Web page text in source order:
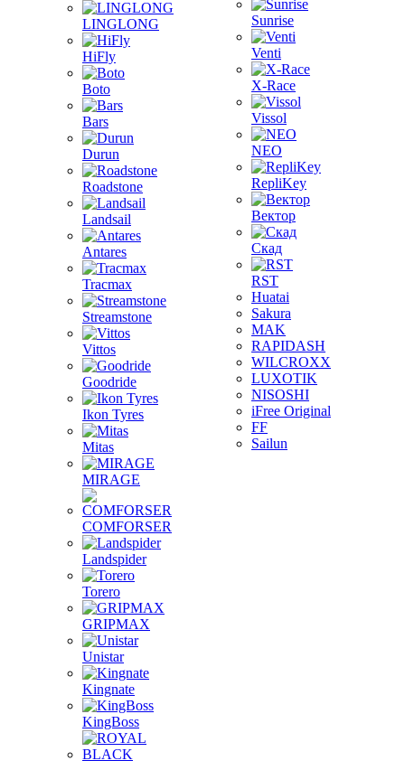
LINGLONG
HiFly
Boto
Bars
Durun
Roadstone
Landsail
Antares
Tracmax
Streamstone
Vittos
Goodride
Ikon Tyres
Mitas
MIRAGE
COMFORSER
Landspider
Torero
GRIPMAX
Unistar
Kingnate
KingBoss
Sunrise
Venti
X-Race
Vissol
NEO
RepliKey
Вектор
Скад
RST
Huatai
Sakura
MAK
RAPIDASH
WILCROXX
LUXOTIK
NISOSHI
iFree Original
FF
Sailun